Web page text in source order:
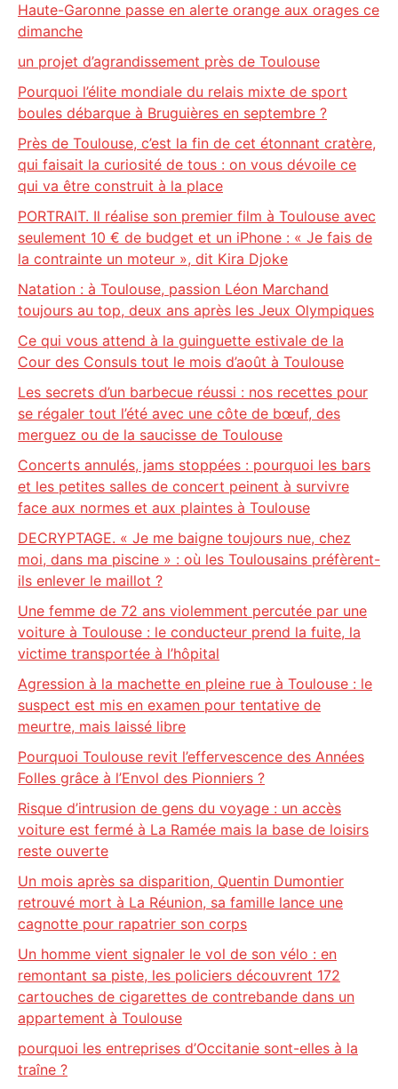
Haute-Garonne passe en alerte orange aux orages ce
dimanche
un projet d’agrandissement près de Toulouse
Pourquoi l’élite mondiale du relais mixte de sport
boules débarque à Bruguières en septembre ?
Près de Toulouse, c’est la fin de cet étonnant cratère,
qui faisait la curiosité de tous : on vous dévoile ce
qui va être construit à la place
PORTRAIT. Il réalise son premier film à Toulouse avec
seulement 10 € de budget et un iPhone : « Je fais de
la contrainte un moteur », dit Kira Djoke
Natation : à Toulouse, passion Léon Marchand
toujours au top, deux ans après les Jeux Olympiques
Ce qui vous attend à la guinguette estivale de la
Cour des Consuls tout le mois d’août à Toulouse
Les secrets d’un barbecue réussi : nos recettes pour
se régaler tout l’été avec une côte de bœuf, des
merguez ou de la saucisse de Toulouse
Concerts annulés, jams stoppées : pourquoi les bars
et les petites salles de concert peinent à survivre
face aux normes et aux plaintes à Toulouse
DECRYPTAGE. « Je me baigne toujours nue, chez
moi, dans ma piscine » : où les Toulousains préfèrent-
ils enlever le maillot ?
Une femme de 72 ans violemment percutée par une
voiture à Toulouse : le conducteur prend la fuite, la
victime transportée à l’hôpital
Agression à la machette en pleine rue à Toulouse : le
suspect est mis en examen pour tentative de
meurtre, mais laissé libre
Pourquoi Toulouse revit l’effervescence des Années
Folles grâce à l’Envol des Pionniers ?
Risque d’intrusion de gens du voyage : un accès
voiture est fermé à La Ramée mais la base de loisirs
reste ouverte
Un mois après sa disparition, Quentin Dumontier
retrouvé mort à La Réunion, sa famille lance une
cagnotte pour rapatrier son corps
Un homme vient signaler le vol de son vélo : en
remontant sa piste, les policiers découvrent 172
cartouches de cigarettes de contrebande dans un
appartement à Toulouse
pourquoi les entreprises d’Occitanie sont-elles à la
traîne ?